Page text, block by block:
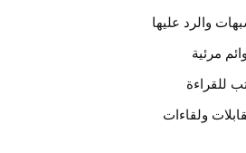
والرد عليها
مرئية
للقراءة
ولقاءات